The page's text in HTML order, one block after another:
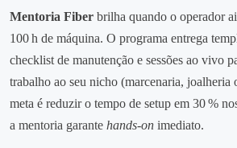
Mentoria Fiber brilha quando o operador
100 h de máquina. O programa entrega
checklist de manutenção e sessões ao vivo
trabalho ao seu nicho (marcenaria, joalheria
meta é reduzir o tempo de setup em 30 %
a mentoria garante hands‑on imediato.